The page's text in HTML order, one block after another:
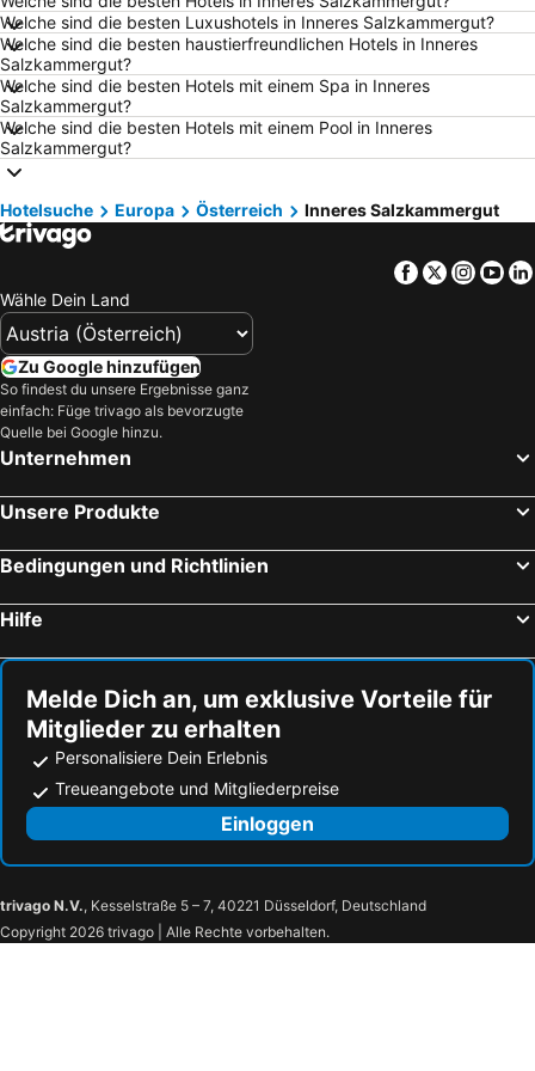
Hotels Attersee
Hotels Rom
Hotels Opatija
Hotels Umag
Hotels Mondsee
Hotels Italien
Hotels Griechenland
Hotels Wörthersee
Hotels Sardinien
Hotels Klopeiner See
Hotels Steiermark
Hotels Malediven
Hotels Rhodos
Hotels Achensee
Hotels Ägypten
Welche sind die besten Luxushotels in Inneres Salzkammergut?
Welche sind die besten haustierfreundlichen Hotels in Inneres
Salzkammergut?
Welche sind die besten Hotels mit einem Spa in Inneres
Salzkammergut?
Welche sind die besten Hotels mit einem Pool in Inneres
Salzkammergut?
Hotelsuche Europa Österreich Inneres Salzkammergut
Facebook
Twitter
Wähle Dein Land
Zu Google hinzufügen
So findest du unsere Ergebnisse ganz
einfach: Füge trivago als bevorzugte
Quelle bei Google hinzu.
Unternehmen
Unsere Produkte
Bedingungen und Richtlinien
Hilfe
Melde Dich an, um exklusive Vorteile für
Mitglieder zu erhalten
Personalisiere Dein Erlebnis
Treueangebote und Mitgliederpreise
Einloggen
trivago N.V., Kesselstraße 5 – 7, 40221 Düsseldorf, Deutschland
Copyright 2026 trivago | Alle Rechte vorbehalten.